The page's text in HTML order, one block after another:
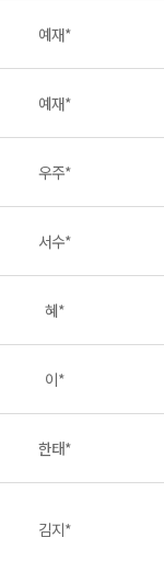
예재*
예재*
우주*
서수*
혜*
이*
한태*
김지*